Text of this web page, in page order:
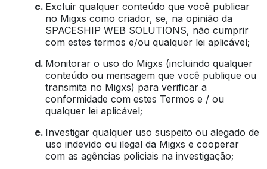
Excluir qualquer conteúdo que você publicar
no Migxs como criador, se, na opinião da
SPACESHIP WEB SOLUTIONS, não cumprir
com estes termos e/ou qualquer lei aplicável;
Monitorar o uso do Migxs (incluindo qualquer
conteúdo ou mensagem que você publique ou
transmita no Migxs) para verificar a
conformidade com estes Termos e / ou
qualquer lei aplicável;
Investigar qualquer uso suspeito ou alegado de
uso indevido ou ilegal da Migxs e cooperar
com as agências policiais na investigação;